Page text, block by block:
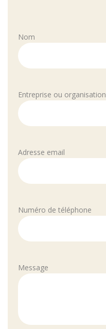
Nom
Entreprise ou organisation
Adresse email
Numéro de téléphone
Message